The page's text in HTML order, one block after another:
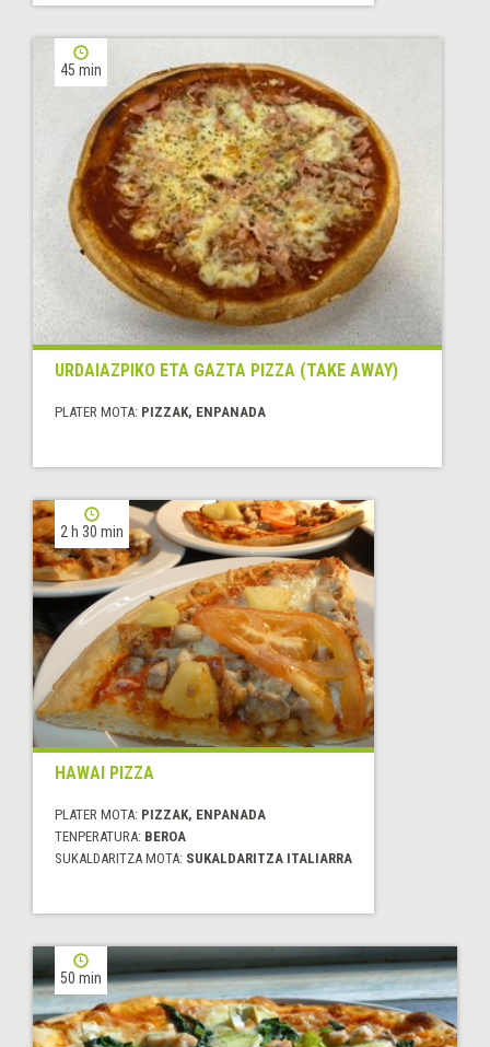
45 min
URDAIAZPIKO ETA GAZTA PIZZA (TAKE AWAY)
PLATER MOTA: PIZZAK, ENPANADA
2 h 30 min
HAWAI PIZZA
PLATER MOTA: PIZZAK, ENPANADA
TENPERATURA: BEROA
SUKALDARITZA MOTA: SUKALDARITZA ITALIARRA
50 min